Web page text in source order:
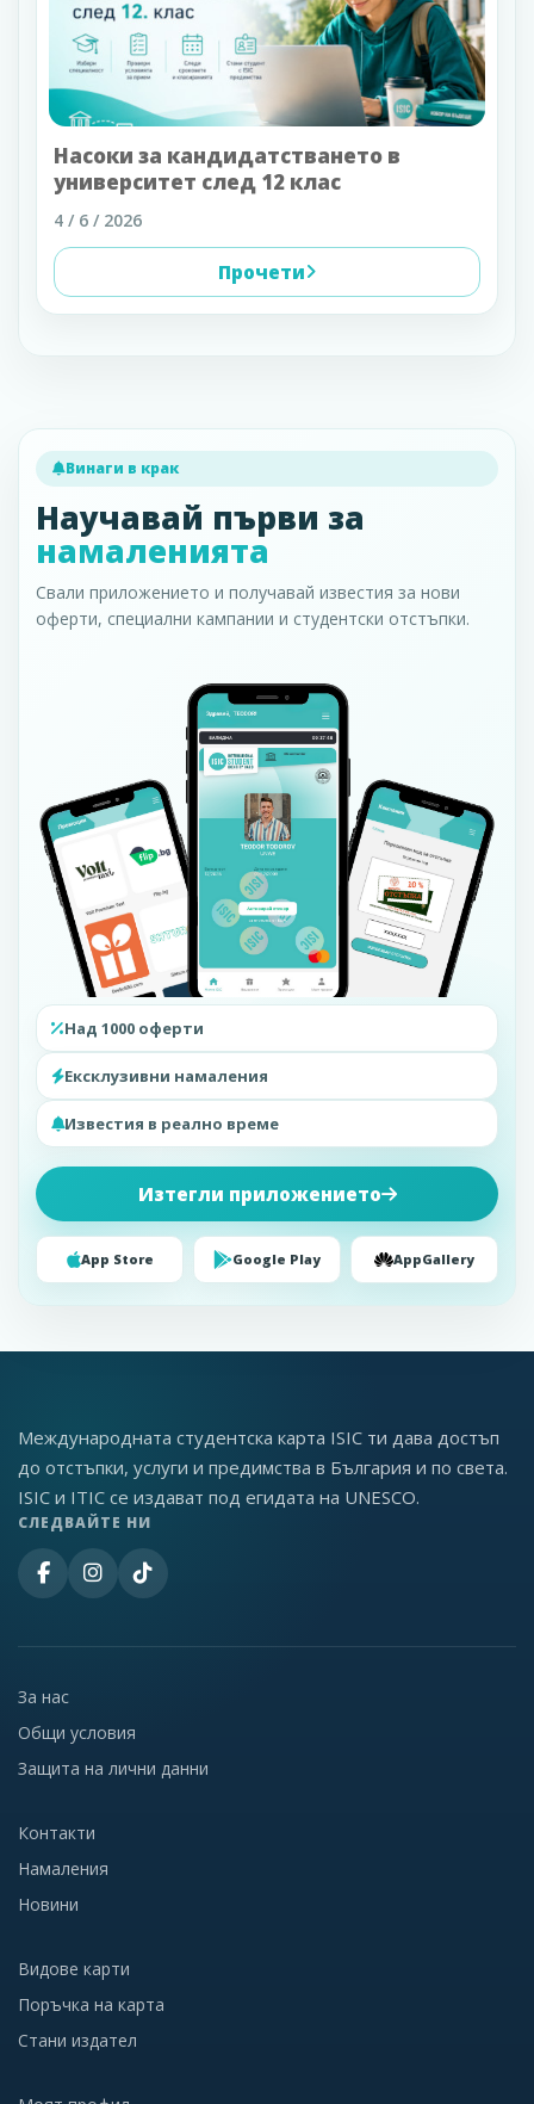
Насоки за кандидатстването в
университет след 12 клас
4 / 6 / 2026
Прочети
Винаги в крак
Научавай първи за
намаленията
Свали приложението и получавай известия за нови
оферти, специални кампании и студентски отстъпки.
Над 1000 оферти
Ексклузивни намаления
Известия в реално време
Изтегли приложението
App Store Google Play AppGallery
Международната студентска карта ISIC ти дава достъп
до отстъпки, услуги и предимства в България и по света.
ISIC и ITIC се издават под егидата на UNESCO.
СЛЕДВАЙТЕ НИ
За нас
Общи условия
Защита на лични данни
Контакти
Намаления
Новини
Видове карти
Поръчка на карта
Стани издател